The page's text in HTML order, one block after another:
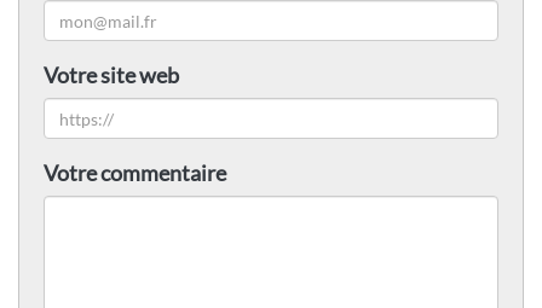
Votre site web
Votre commentaire